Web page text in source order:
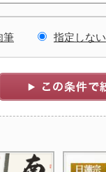
筆 指定しない